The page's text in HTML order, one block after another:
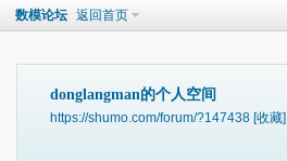
数模论坛 返回首页
donglangman的个人空间
https://shumo.com/forum/?147438 [收藏]